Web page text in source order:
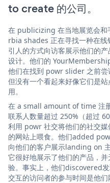
to create 的公司。
在 publicizing 在当地展览会和
rbia shades 正在寻找一种在
引人的方式向访客展示他们的
设计。他们的
他们在找到 powr slider 之前
但没有一个看起来好像它们是
用。
在 a small amount of time 注
联系人数量超过 250%（超过
利用 powr 社交将他们的社交
的网站上喂食。他们added
向他们的客户展示landing on
它很好地展示了他们的产品，
验。事实上，他们discovered
交互的访问者的参与时间是他们